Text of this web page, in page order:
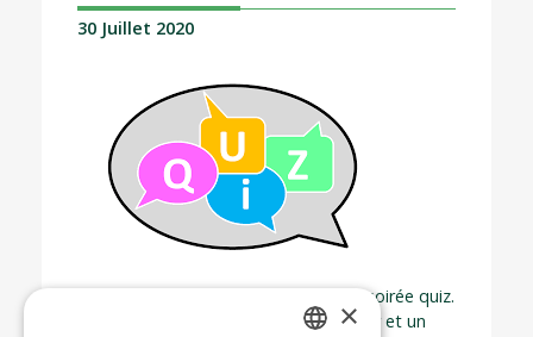
30 Juillet 2020
Testez vos connaissances lors d’une soirée quiz.
Veuillez apporter une chaise, un papier et un
×